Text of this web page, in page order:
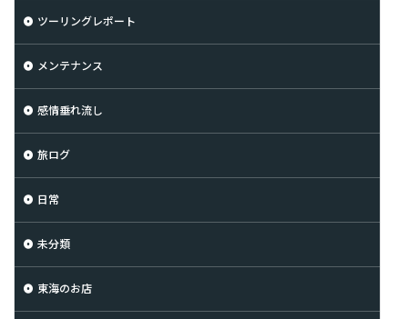
ツーリングレポート
メンテナンス
感情垂れ流し
旅ログ
日常
未分類
東海のお店